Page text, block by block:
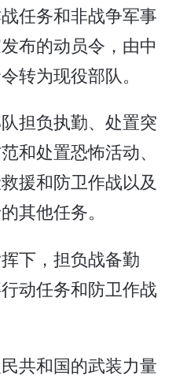
任务和非战争军事
布的动员令，由中
转为现役部队。
担负执勤、处置突
和处置恐怖活动、
援和防卫作战以及
其他任务。
下，担负战备勤
动任务和防卫作战
共和国的武装力量